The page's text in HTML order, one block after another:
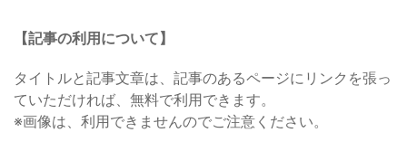
【記事の利用について】
タイトルと記事文章は、記事のあるページにリンクを張っ
ていただければ、無料で利用できます。
※画像は、利用できませんのでご注意ください。